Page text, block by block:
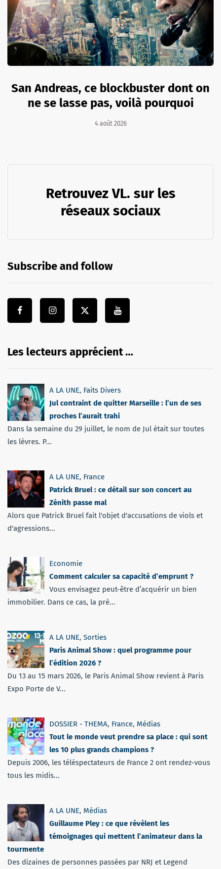
San Andreas, ce blockbuster dont on
ne se lasse pas, voilà pourquoi
4 août 2026
Retrouvez VL. sur les
réseaux sociaux
Subscribe and follow
Les lecteurs apprécient …
A LA UNE, Faits Divers
Jul contraint de quitter Marseille : l’un de ses
proches l’aurait trahi
Dans la semaine du 29 juillet, le nom de Jul était sur toutes
les lèvres. P...
A LA UNE, France
Patrick Bruel : ce détail sur son concert au
Zénith passe mal
Alors que Patrick Bruel fait l'objet d'accusations de viols et
d'agressions...
Economie
Comment calculer sa capacité d’emprunt ?
Vous envisagez peut-être d’acquérir un bien
immobilier. Dans ce cas, la pré...
A LA UNE, Sorties
Paris Animal Show : quel programme pour
l’édition 2026 ?
Du 13 au 15 mars 2026, le Paris Animal Show revient à Paris
Expo Porte de V...
DOSSIER - THEMA, France, Médias
Tout le monde veut prendre sa place : qui sont
les 10 plus grands champions ?
Depuis 2006, les téléspectateurs de France 2 ont rendez-vous
tous les midis...
A LA UNE, Médias
Guillaume Pley : ce que révèlent les
témoignages qui mettent l’animateur dans la
tourmente
Des dizaines de personnes passées par NRJ et Legend